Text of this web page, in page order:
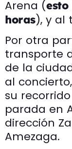
Arena (esto
horas), y al
Por otra
transporte
de la
al concierto,
su
parada en
dirección
Amezaga.